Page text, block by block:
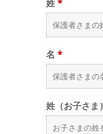
姓 *
名 *
姓（お子さま）